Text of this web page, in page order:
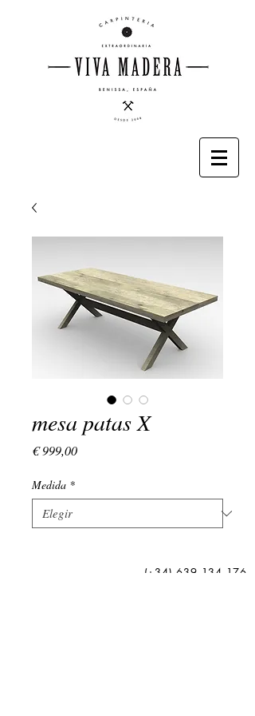
mesa patas X
€ 999,00Precio
Medida *
(+34)639 134 176